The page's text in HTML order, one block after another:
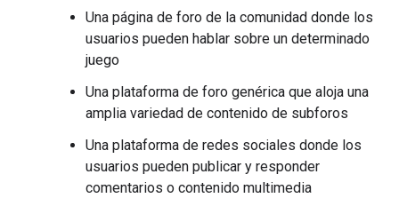
Una página de foro de la comunidad donde los
usuarios pueden hablar sobre un determinado
juego
Una plataforma de foro genérica que aloja una
amplia variedad de contenido de subforos
Una plataforma de redes sociales donde los
usuarios pueden publicar y responder
comentarios o contenido multimedia